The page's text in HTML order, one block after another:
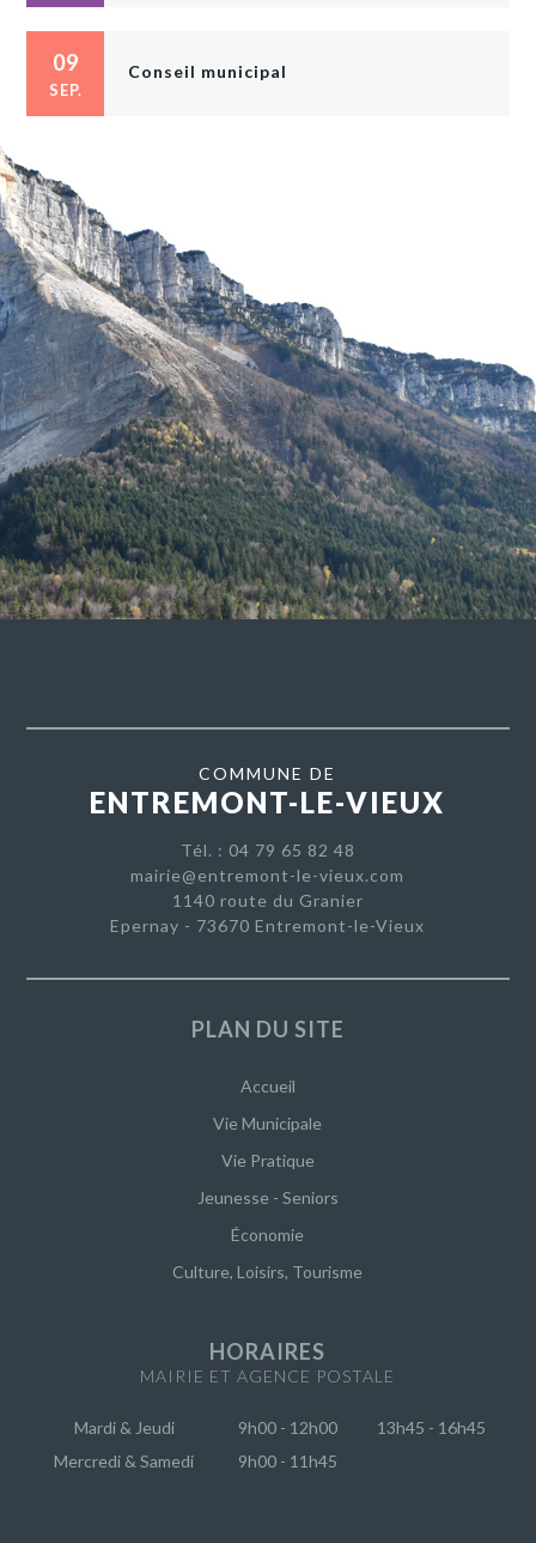
09
SEP.
Conseil municipal
COMMUNE DE
ENTREMONT-LE-VIEUX
Tél. : 04 79 65 82 48
mairie@entremont-le-vieux.com
1140 route du Granier
Epernay - 73670 Entremont-le-Vieux
PLAN DU SITE
Accueil
Vie Municipale
Vie Pratique
Jeunesse - Seniors
Économie
Culture, Loisirs, Tourisme
HORAIRES
MAIRIE ET AGENCE POSTALE
Mardi & Jeudi 9h00 - 12h00
13h45 - 16h45
Mercredi & Samedi
9h00 - 11h45